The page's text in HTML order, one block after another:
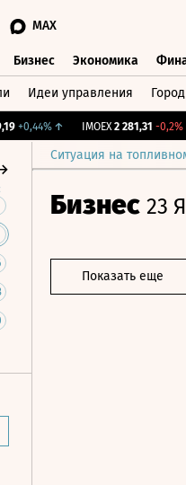
MAX
Бизнес Экономика
Идеи управления Город
+0,44%↑ IMOEX 2 281,31 -0,2%↓
Ситуация на
Бизнес 23
Показать еще